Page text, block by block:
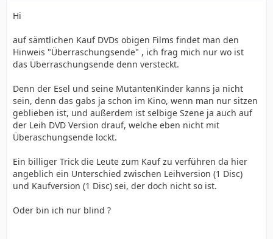
Hi
auf sämtlichen Kauf DVDs obigen Films findet man den
Hinweis "Überraschungsende" , ich frag mich nur wo ist
das Überraschungsende denn versteckt.
Denn der Esel und seine MutantenKinder kanns ja nicht
sein, denn das gabs ja schon im Kino, wenn man nur sitzen
geblieben ist, und außerdem ist selbige Szene ja auch auf
der Leih DVD Version drauf, welche eben nicht mit
Überaschungsende lockt.
Ein billiger Trick die Leute zum Kauf zu verführen da hier
angeblich ein Unterschied zwischen Leihversion (1 Disc)
und Kaufversion (1 Disc) sei, der doch nicht so ist.
Oder bin ich nur blind ?